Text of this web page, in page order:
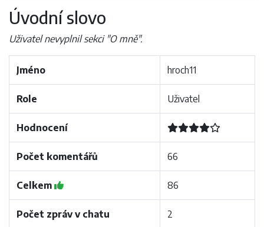
Úvodní slovo
Uživatel nevyplnil sekci "O mně".
Jméno hroch11
Role Uživatel
Hodnocení
Počet komentářů 66
Celkem 86
Počet zpráv v chatu 2